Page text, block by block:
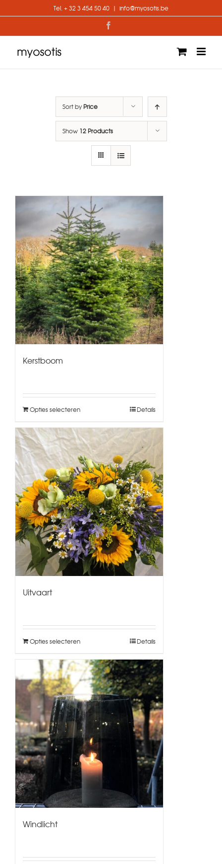
to
Tel. + 32 3 454 50 40 | info@myosotis.be
Sort byPrice
Show 12 Products
Kerstboom
Opties selecteren Details
Uitvaart
Opties selecteren Details
Windlicht